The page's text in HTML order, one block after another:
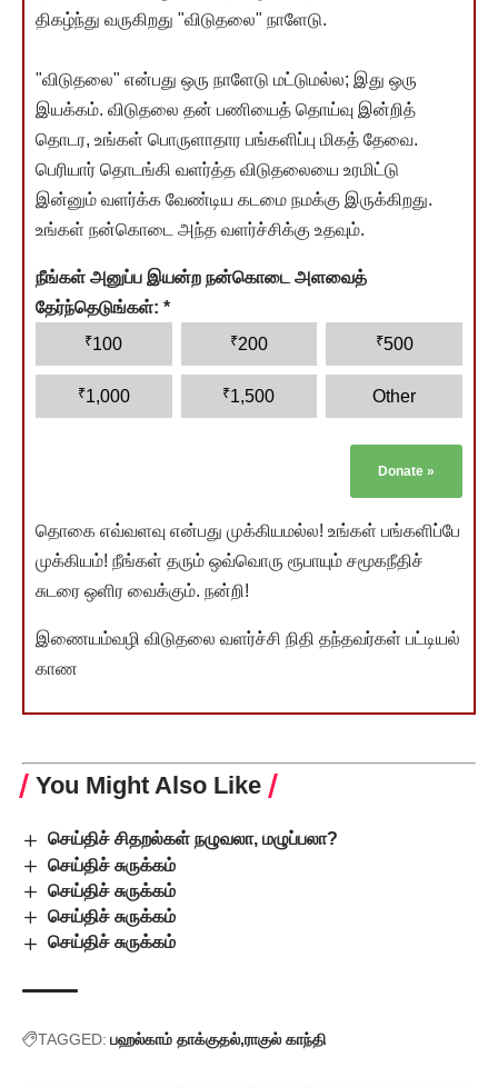
திகழ்ந்து வருகிறது "விடுதலை" நாளேடு.
"விடுதலை" என்பது ஒரு நாளேடு மட்டுமல்ல; இது ஒரு
இயக்கம். விடுதலை தன் பணியைத் தொய்வு இன்றித்
தொடர, உங்கள் பொருளாதார பங்களிப்பு மிகத் தேவை.
பெரியார் தொடங்கி வளர்த்த விடுதலையை உரமிட்டு
இன்னும் வளர்க்க வேண்டிய கடமை நமக்கு இருக்கிறது.
உங்கள் நன்கொடை அந்த வளர்ச்சிக்கு உதவும்.
நீங்கள் அனுப்ப இயன்ற நன்கொடை அளவைத்
தேர்ந்தெடுங்கள்: *
₹100 ₹200 ₹500
₹1,000 ₹1,500 Other
Donate »
தொகை எவ்வளவு என்பது முக்கியமல்ல! உங்கள் பங்களிப்பே
முக்கியம்! நீங்கள் தரும் ஒவ்வொரு ரூபாயும் சமூகநீதிச்
சுடரை ஒளிர வைக்கும். நன்றி!
இணையம்வழி விடுதலை வளர்ச்சி நிதி தந்தவர்கள் பட்டியல்
காண
You Might Also Like
செய்திச் சிதறல்கள் நழுவலா, மழுப்பலா?
செய்திச் சுருக்கம்
செய்திச் சுருக்கம்
செய்திச் சுருக்கம்
செய்திச் சுருக்கம்
TAGGED: பஹல்காம் தாக்குதல் ராகுல் காந்தி